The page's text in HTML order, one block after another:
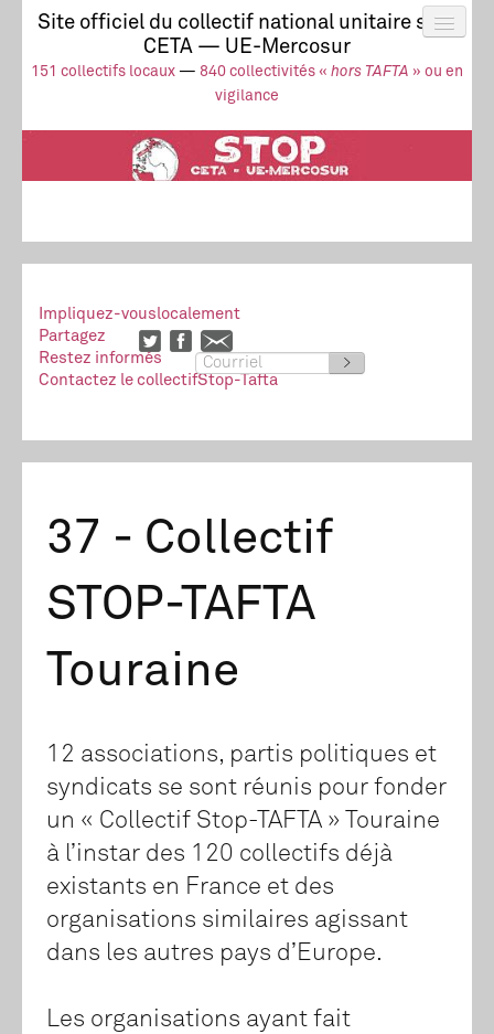
Site officiel du collectif national unitaire stop
CETA — UE-Mercosur
151 collectifs locaux — 840 collectivités « hors TAFTA » ou en
vigilance
Actus
UE-Mercosur
Stop à l’impunité !
TAFTA
CETA
Collectif
Impliquez-vouslocalement
Partagez
Restez informés
>
Contactez le collectifStop-Tafta
37 - Collectif
STOP-TAFTA
Touraine
12 associations, partis politiques et
syndicats se sont réunis pour fonder
un « Collectif Stop-TAFTA » Touraine
à l’instar des 120 collectifs déjà
existants en France et des
organisations similaires agissant
dans les autres pays d’Europe.
Les organisations ayant fait